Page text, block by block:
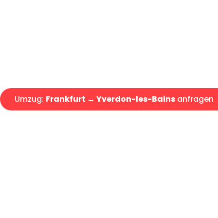
Umzug: Frankfurt → Yverdon-les-Bains anfragen